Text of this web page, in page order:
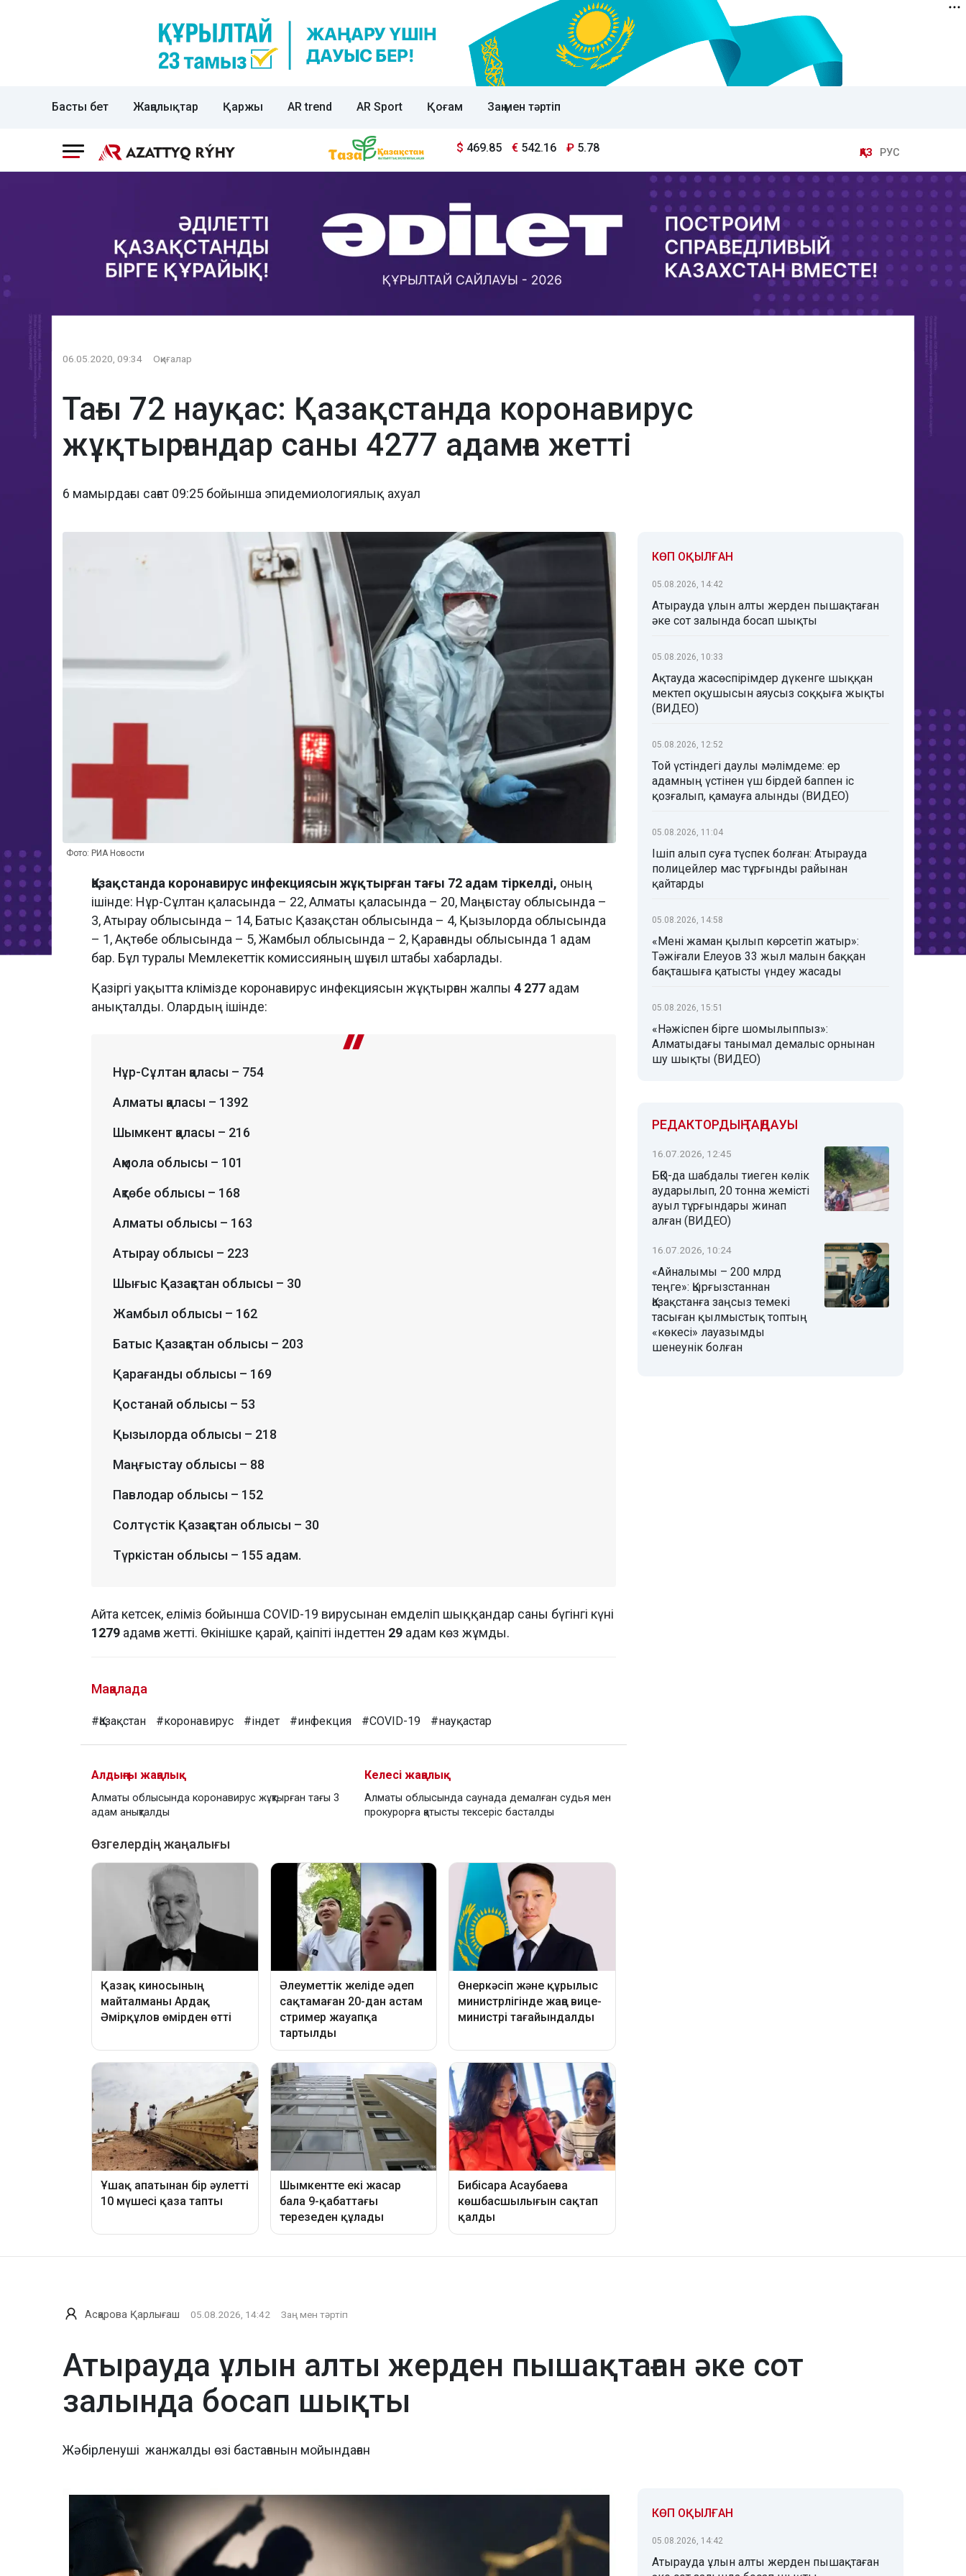
Басты бет Жаңалықтар Қаржы AR trend AR Sport Қоғам Заң мен тәртіп
$ 469.85 € 542.16 ₽ 5.78 ҚАЗ РУС
06.05.2020, 09:34 Оқиғалар
Тағы 72 науқас: Қазақстанда коронавирус
жұқтырғандар саны 4277 адамға жетті
6 мамырдағы сағат 09:25 бойынша эпидемиологиялық ахуал
Фото: РИА Новости
Қазақстанда коронавирус инфекциясын жұқтырған тағы 72 адам тіркелді, оның
ішінде: Нұр-Сұлтан қаласында – 22, Алматы қаласында – 20, Маңғыстау облысында –
3, Атырау облысында – 14, Батыс Қазақстан облысында – 4, Қызылорда облысында
– 1, Ақтөбе облысында – 5, Жамбыл облысында – 2, Қарағанды облысында 1 адам
бар. Бұл туралы Мемлекеттік комиссияның шұғыл штабы хабарлады.
Қазіргі уақытта клімізде коронавирус инфекциясын жұқтырған жалпы 4 277 адам
анықталды. Олардың ішінде:
Нұр-Сұлтан қаласы – 754
Алматы қаласы – 1392
Шымкент қаласы – 216
Ақмола облысы – 101
Ақтөбе облысы – 168
Алматы облысы – 163
Атырау облысы – 223
Шығыс Қазақстан облысы – 30
Жамбыл облысы – 162
Батыс Қазақстан облысы – 203
Қарағанды облысы – 169
Қостанай облысы – 53
Қызылорда облысы – 218
Маңғыстау облысы – 88
Павлодар облысы – 152
Солтүстік Қазақстан облысы – 30
Түркістан облысы – 155 адам.
Айта кетсек, еліміз бойынша COVID-19 вирусынан емделіп шыққандар саны бүгінгі күні
1279 адамға жетті. Өкінішке қарай, қаіпіті індеттен 29 адам көз жұмды.
Мақалада
#Қазақстан #коронавирус #індет #инфекция #COVID-19 #науқастар
Алдыңғы жаңалық
Алматы облысында коронавирус жұқтырған тағы 3
адам анықталды
Келесі жаңалық
Алматы облысында саунада демалған судья мен
прокурорға қатысты тексеріс басталды
КӨП ОҚЫЛҒАН
05.08.2026, 14:42
Атырауда ұлын алты жерден пышақтаған
әке сот залында босап шықты
05.08.2026, 10:33
Ақтауда жасөспірімдер дүкенге шыққан
мектеп оқушысын аяусыз соққыға жықты
(ВИДЕО)
05.08.2026, 12:52
Той үстіндегі даулы мәлімдеме: ер
адамның үстінен үш бірдей баппен іс
қозғалып, қамауға алынды (ВИДЕО)
05.08.2026, 11:04
Ішіп алып суға түспек болған: Атырауда
полицейлер мас тұрғынды райынан
қайтарды
05.08.2026, 14:58
«Мені жаман қылып көрсетіп жатыр»:
Тәжіғали Елеуов 33 жыл малын баққан
бақташыға қатысты үндеу жасады
05.08.2026, 15:51
«Нәжіспен бірге шомылыппыз»:
Алматыдағы танымал демалыс орнынан
шу шықты (ВИДЕО)
РЕДАКТОРДЫҢ ТАҢДАУЫ
16.07.2026, 12:45
БҚО-да шабдалы тиеген көлік
аударылып, 20 тонна жемісті
ауыл тұрғындары жинап
алған (ВИДЕО)
16.07.2026, 10:24
«Айналымы – 200 млрд
теңге»: Қырғызстаннан
Қазақстанға заңсыз темекі
тасыған қылмыстық топтың
«көкесі» лауазымды
шенеунік болған
Асқарова Қарлығаш 05.08.2026, 14:42 Заң мен тәртіп
Атырауда ұлын алты жерден пышақтаған әке сот
залында босап шықты
Жәбірленуші жанжалды өзі бастағанын мойындаған
КӨП ОҚЫЛҒАН
05.08.2026, 14:42
Атырауда ұлын алты жерден пышақтаған